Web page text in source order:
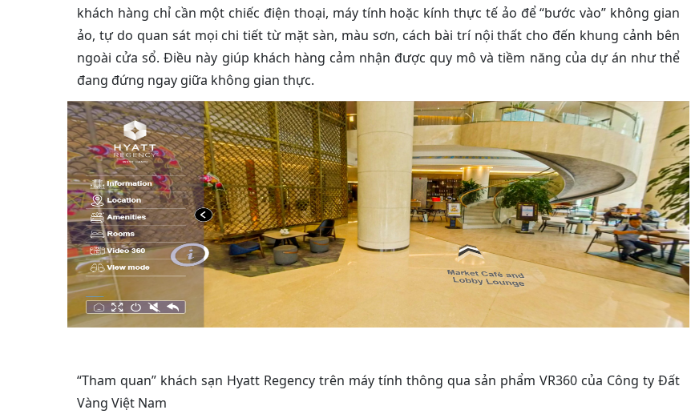
khách hàng chỉ cần một chiếc điện thoại, máy tính hoặc kính thực tế ảo để “bước vào” không gian
ảo, tự do quan sát mọi chi tiết từ mặt sàn, màu sơn, cách bài trí nội thất cho đến khung cảnh bên
ngoài cửa sổ. Điều này giúp khách hàng cảm nhận được quy mô và tiềm năng của dự án như thể
đang đứng ngay giữa không gian thực.
“Tham quan” khách sạn Hyatt Regency trên máy tính thông qua sản phẩm VR360 của Công ty Đất
Vàng Việt Nam